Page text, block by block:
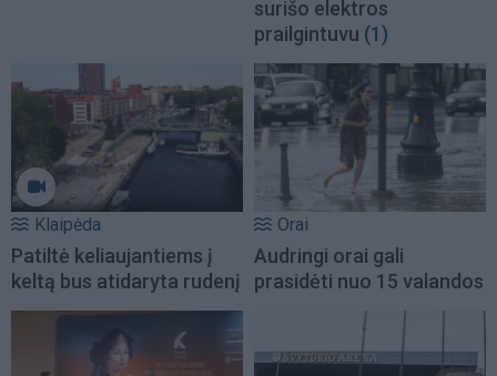
surišo elektros
prailgintuvu (1)
Klaipėda
Patiltė keliaujantiems į
keltą bus atidaryta rudenį
Orai
Audringi orai gali
prasidėti nuo 15 valandos